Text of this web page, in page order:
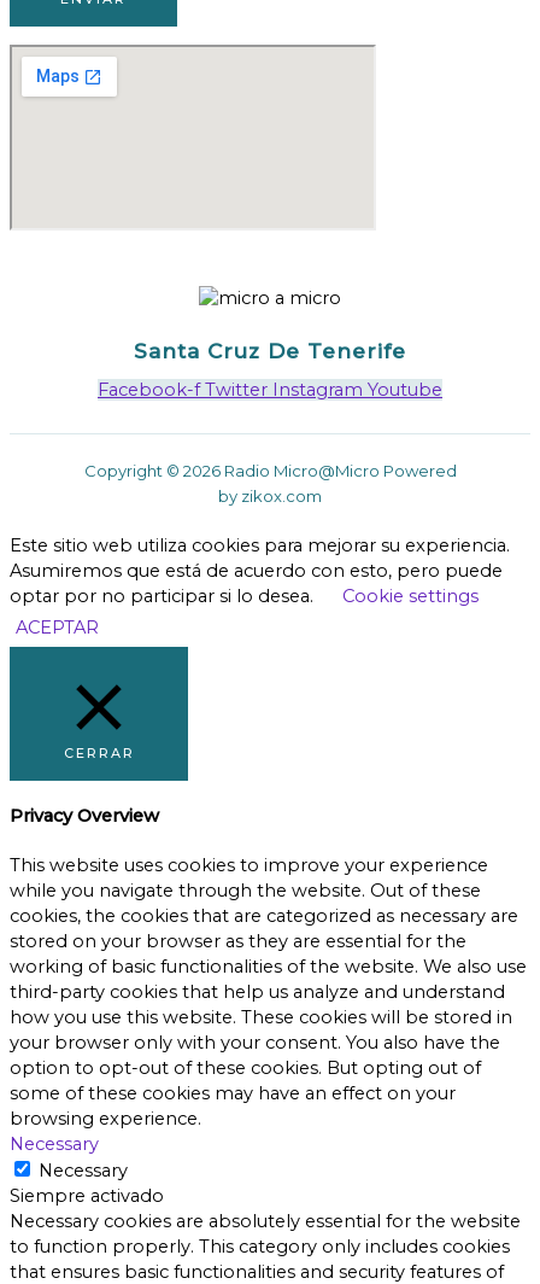
Santa Cruz De Tenerife
Facebook-f Twitter Instagram Youtube
Copyright © 2026 Radio Micro@Micro Powered
by zikox.com
Este sitio web utiliza cookies para mejorar su experiencia.
Asumiremos que está de acuerdo con esto, pero puede
optar por no participar si lo desea.
Cookie settings
ACEPTAR
CERRAR
Privacy Overview
This website uses cookies to improve your experience
while you navigate through the website. Out of these
cookies, the cookies that are categorized as necessary are
stored on your browser as they are essential for the
working of basic functionalities of the website. We also use
third-party cookies that help us analyze and understand
how you use this website. These cookies will be stored in
your browser only with your consent. You also have the
option to opt-out of these cookies. But opting out of
some of these cookies may have an effect on your
browsing experience.
Necessary
Necessary
Siempre activado
Necessary cookies are absolutely essential for the website
to function properly. This category only includes cookies
that ensures basic functionalities and security features of